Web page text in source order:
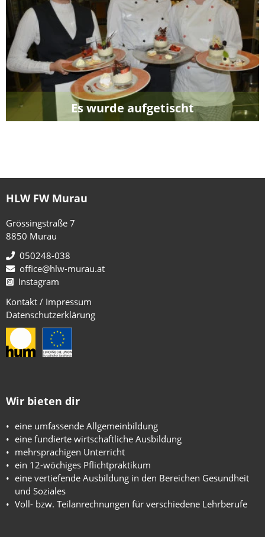
Es wurde aufgetischt
HLW FW Murau
Grössingstraße 7
8850 Murau
050248-038
office@hlw-murau.at
Instagram
Kontakt / Impressum
Datenschutzerklärung
Wir bieten dir
eine umfassende Allgemeinbildung
eine fundierte wirtschaftliche Ausbildung
mehrsprachigen Unterricht
ein 12-wöchiges Pflichtpraktikum
eine vertiefende Ausbildung in den Bereichen Gesundheit
und Soziales
Voll- bzw. Teilanrechnungen für verschiedene Lehrberufe